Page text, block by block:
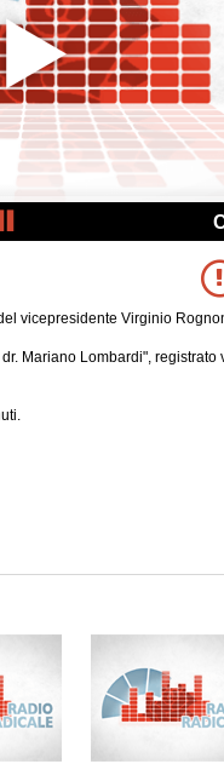
vicepresidente Virginio
Mariano Lombardi", registrato